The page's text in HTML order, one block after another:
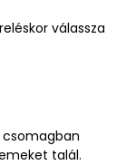
válassza
csomagban
talál.